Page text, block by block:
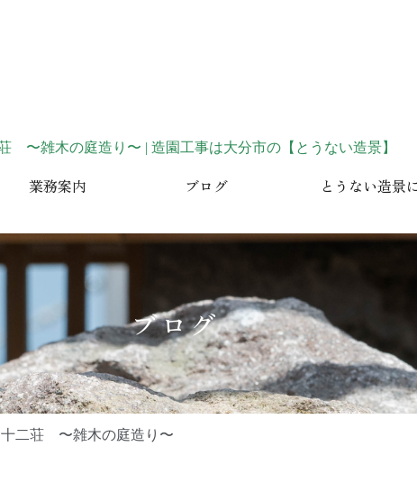
業務案内 ブログ とうない造景
ブログ
十二荘 〜雑木の庭造り〜